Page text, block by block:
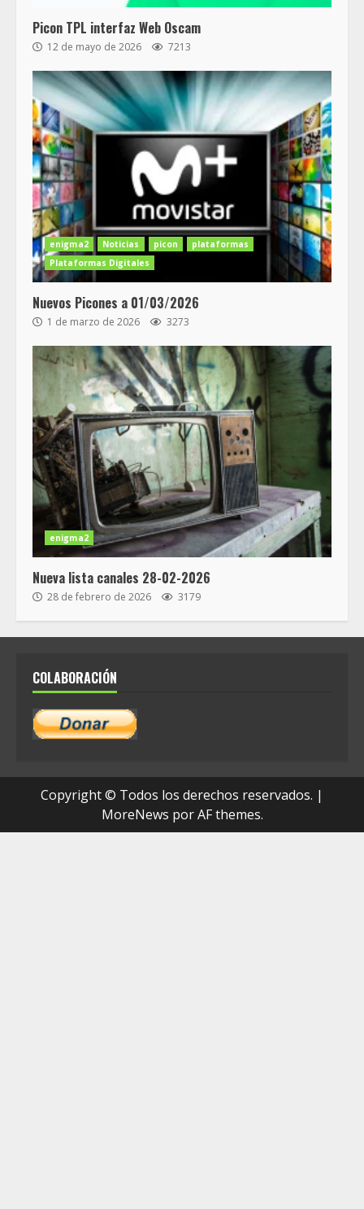
Picon TPL interfaz Web Oscam
12 de mayo de 2026 7213
enigma2 Noticias picon
plataformas
Plataformas Digitales
Nuevos Picones a 01/03/2026
1 de marzo de 2026 3273
enigma2
Nueva lista canales 28-02-2026
28 de febrero de 2026 3179
COLABORACIÓN
Copyright © Todos los derechos reservados. |
MoreNews por AF themes.